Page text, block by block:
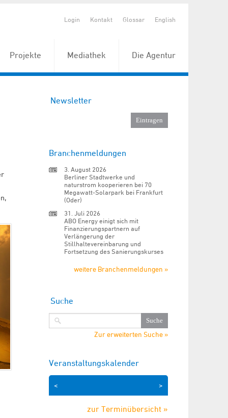
Login Kontakt Glossar English
Projekte Mediathek Die Agentur
Newsletter
Branchenmeldungen
3. August 2026
Berliner Stadtwerke und
naturstrom kooperieren bei 70
Megawatt-Solarpark bei Frankfurt
(Oder)
31. Juli 2026
ABO Energy einigt sich mit
Finanzierungspartnern auf
Verlängerung der
Stillhaltevereinbarung und
Fortsetzung des Sanierungskurses
weitere Branchenmeldungen »
Suche
Zur erweiterten Suche »
Veranstaltungskalender
>
<
zur Terminübersicht »